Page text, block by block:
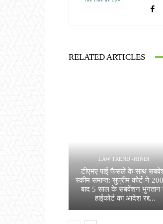
RELATED ARTICLES
LAW TREND -HINDI
टीएमए पाई फैसले के साथ
स्कीम समाप्त: सुप्रीम कोर्ट ने
बाद 5 साल के सबवेंशन भुगतान
हाईकोर्ट का आदेश रद्द...